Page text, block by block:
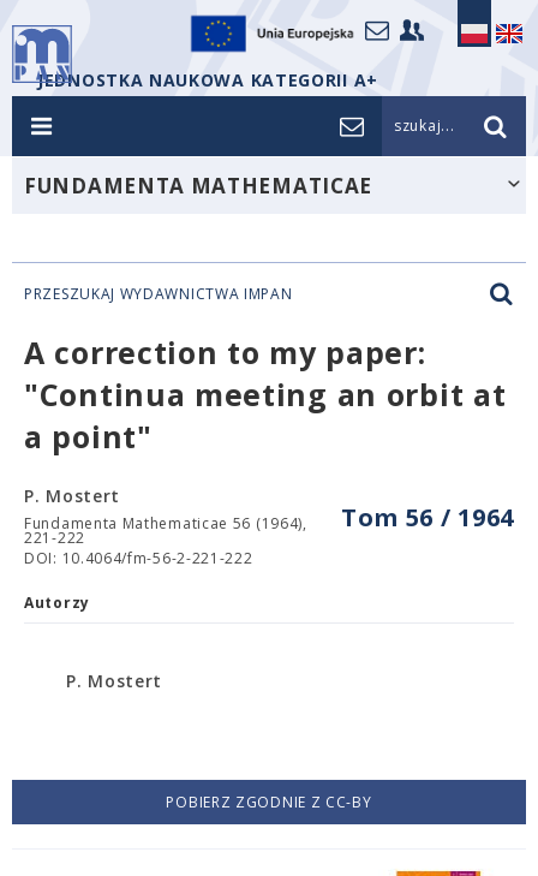
JEDNOSTKA NAUKOWA KATEGORII A+
szukaj...
FUNDAMENTA MATHEMATICAE
PRZESZUKAJ WYDAWNICTWA IMPAN
A correction to my paper:
"Continua meeting an orbit at
a point"
Tom 56 / 1964
P. Mostert
Fundamenta Mathematicae 56 (1964),
221-222
DOI: 10.4064/fm-56-2-221-222
Autorzy
P. Mostert
POBIERZ ZGODNIE Z CC-BY